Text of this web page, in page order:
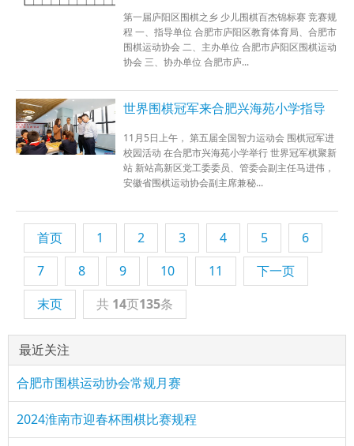
第一届庐阳区围棋之乡 少儿围棋百杰锦标赛 竞赛规
程 一、指导单位 合肥市庐阳区教育体育局、合肥市
围棋运动协会 二、主办单位 合肥市庐阳区围棋运动
协会 三、协办单位 合肥市庐...
世界围棋冠军来合肥兴海苑小学指导
11月5日上午， 第五届全国智力运动会 围棋冠军进
校园活动 在合肥市兴海苑小学举行 世界冠军棋聚新
站 新站高新区党工委委员、管委会副主任马进伟，
安徽省围棋运动协会副主席兼秘...
首页 1 2 3 4 5
6
7
8 9 10 11
下一页
末页
共 14页135条
最近关注
合肥市围棋运动协会常规月赛
2024淮南市迎春杯围棋比赛规程